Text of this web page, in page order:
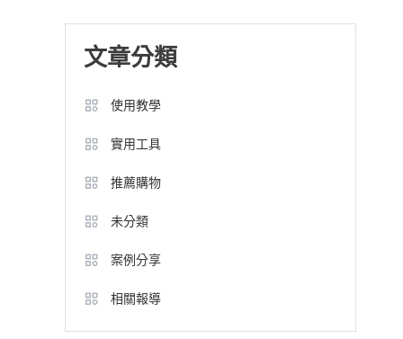
文章分類
使用教學
實用工具
推薦購物
未分類
案例分享
相關報導